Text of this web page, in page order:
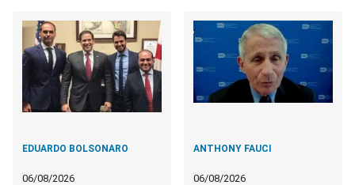
EDUARDO BOLSONARO
06/08/2026
ANTHONY FAUCI
06/08/2026